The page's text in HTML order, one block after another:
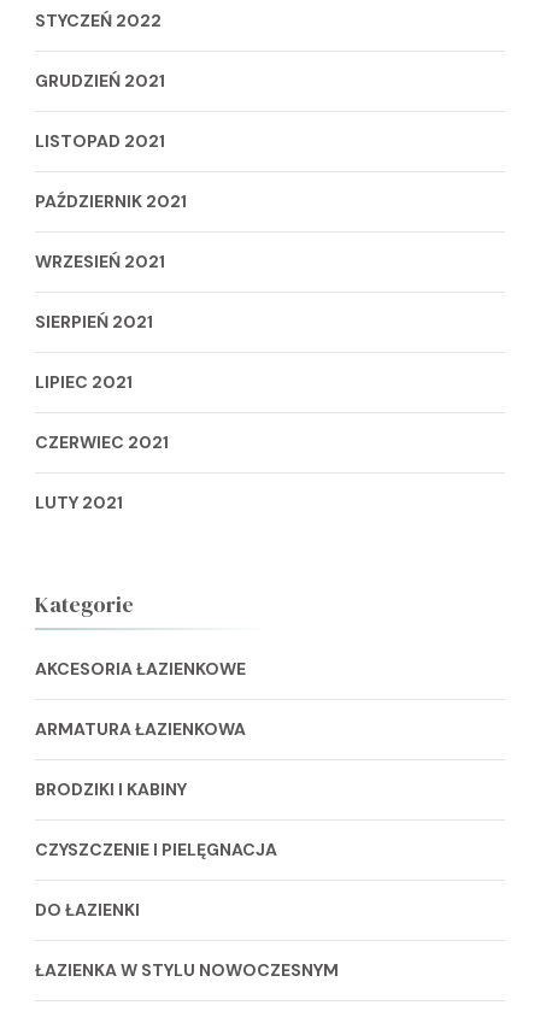
STYCZEŃ 2022
GRUDZIEŃ 2021
LISTOPAD 2021
PAŹDZIERNIK 2021
WRZESIEŃ 2021
SIERPIEŃ 2021
LIPIEC 2021
CZERWIEC 2021
LUTY 2021
Kategorie
AKCESORIA ŁAZIENKOWE
ARMATURA ŁAZIENKOWA
BRODZIKI I KABINY
CZYSZCZENIE I PIELĘGNACJA
DO ŁAZIENKI
ŁAZIENKA W STYLU NOWOCZESNYM